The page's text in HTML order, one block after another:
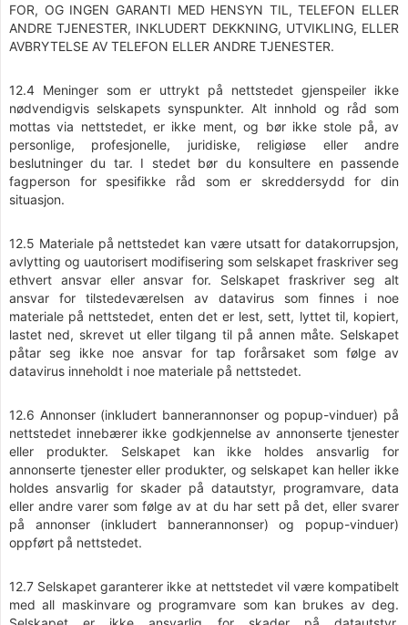
FOR, OG INGEN GARANTI MED HENSYN TIL, TELEFON ELLER
ANDRE TJENESTER, INKLUDERT DEKKNING, UTVIKLING, ELLER
AVBRYTELSE AV TELEFON ELLER ANDRE TJENESTER.
12.4 Meninger som er uttrykt på nettstedet gjenspeiler ikke
nødvendigvis selskapets synspunkter. Alt innhold og råd som
mottas via nettstedet, er ikke ment, og bør ikke stole på, av
personlige, profesjonelle, juridiske, religiøse eller andre
beslutninger du tar. I stedet bør du konsultere en passende
fagperson for spesifikke råd som er skreddersydd for din
situasjon.
12.5 Materiale på nettstedet kan være utsatt for datakorrupsjon,
avlytting og uautorisert modifisering som selskapet fraskriver seg
ethvert ansvar eller ansvar for. Selskapet fraskriver seg alt
ansvar for tilstedeværelsen av datavirus som finnes i noe
materiale på nettstedet, enten det er lest, sett, lyttet til, kopiert,
lastet ned, skrevet ut eller tilgang til på annen måte. Selskapet
påtar seg ikke noe ansvar for tap forårsaket som følge av
datavirus inneholdt i noe materiale på nettstedet.
12.6 Annonser (inkludert bannerannonser og popup-vinduer) på
nettstedet innebærer ikke godkjennelse av annonserte tjenester
eller produkter. Selskapet kan ikke holdes ansvarlig for
annonserte tjenester eller produkter, og selskapet kan heller ikke
holdes ansvarlig for skader på datautstyr, programvare, data
eller andre varer som følge av at du har sett på det, eller svarer
på annonser (inkludert bannerannonser) og popup-vinduer)
oppført på nettstedet.
12.7 Selskapet garanterer ikke at nettstedet vil være kompatibelt
med all maskinvare og programvare som kan brukes av deg.